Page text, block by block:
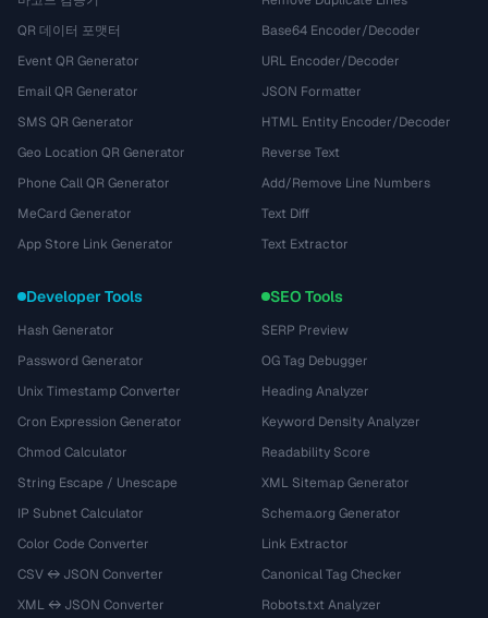
QR 데이터 포맷터
Event QR Generator
Email QR Generator
SMS QR Generator
Geo Location QR Generator
Phone Call QR Generator
MeCard Generator
App Store Link Generator
Base64 Encoder/Decoder
URL Encoder/Decoder
JSON Formatter
HTML Entity Encoder/Decoder
Reverse Text
Add/Remove Line Numbers
Text Diff
Text Extractor
Developer Tools
Hash Generator
Password Generator
Unix Timestamp Converter
Cron Expression Generator
Chmod Calculator
String Escape / Unescape
IP Subnet Calculator
Color Code Converter
CSV ↔ JSON Converter
XML ↔ JSON Converter
SEO Tools
SERP Preview
OG Tag Debugger
Heading Analyzer
Keyword Density Analyzer
Readability Score
XML Sitemap Generator
Schema.org Generator
Link Extractor
Canonical Tag Checker
Robots.txt Analyzer